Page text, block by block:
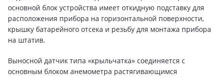
основной блок устройства имеет откидную подставку для
расположения прибора на горизонтальной поверхности,
крышку батарейного отсека и резьбу для монтажа прибора
на штатив.
Выносной датчик типа «крыльчатка» соединяется с
основным блоком анемометра растягивающимся